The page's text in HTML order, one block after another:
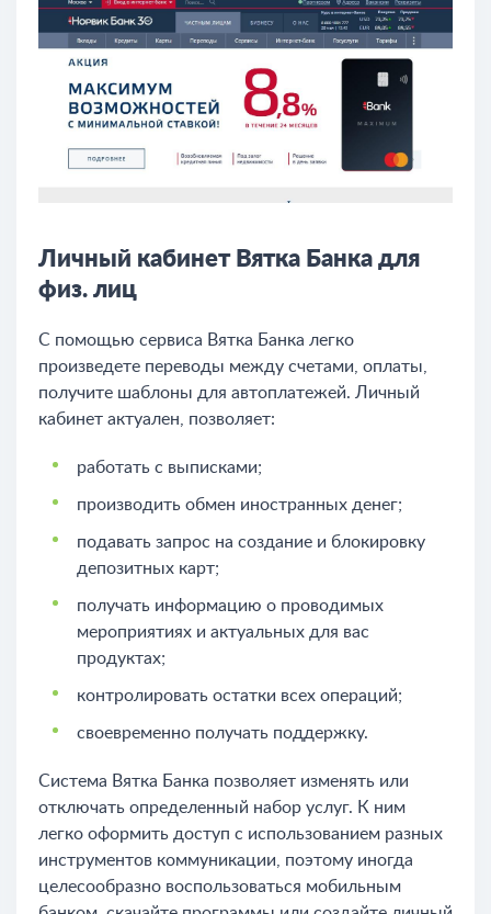
Личный кабинет Вятка Банка для
физ. лиц
С помощью сервиса Вятка Банка легко
произведете переводы между счетами, оплаты,
получите шаблоны для автоплатежей. Личный
кабинет актуален, позволяет:
работать с выписками;
производить обмен иностранных денег;
подавать запрос на создание и блокировку
депозитных карт;
получать информацию о проводимых
мероприятиях и актуальных для вас
продуктах;
контролировать остатки всех операций;
своевременно получать поддержку.
Система Вятка Банка позволяет изменять или
отключать определенный набор услуг. К ним
легко оформить доступ с использованием разных
инструментов коммуникации, поэтому иногда
целесообразно воспользоваться мобильным